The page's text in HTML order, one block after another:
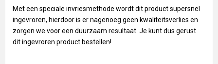
Met een speciale invriesmethode wordt dit product supersnel
ingevroren, hierdoor is er nagenoeg geen kwaliteitsverlies en
zorgen we voor een duurzaam resultaat. Je kunt dus gerust
dit ingevroren product bestellen!